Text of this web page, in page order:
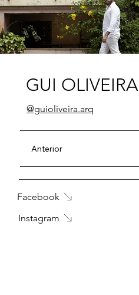
GUI OLIVEIRA
@guioliveira.arq
Anterior
Facebook
Instagram